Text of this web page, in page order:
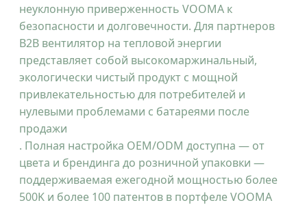
неуклонную приверженность VOOMA к
безопасности и долговечности. Для партнеров
B2B вентилятор на тепловой энергии
представляет собой высокомаржинальный,
экологически чистый продукт с мощной
привлекательностью для потребителей и
нулевыми проблемами с батареями после
продажи
. Полная настройка OEM/ODM доступна — от
цвета и брендинга до розничной упаковки —
поддерживаемая ежегодной мощностью более
500K и более 100 патентов в портфеле VOOMA